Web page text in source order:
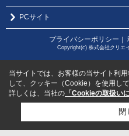
PCサイト
プライバシーポリシー
Copyright(c) 株式会社クリエ
当サイトでは、お客様の当サイト利
して、クッキー（Cookie）を使用して
詳しくは、当社の 「Cookieの取扱い
閉